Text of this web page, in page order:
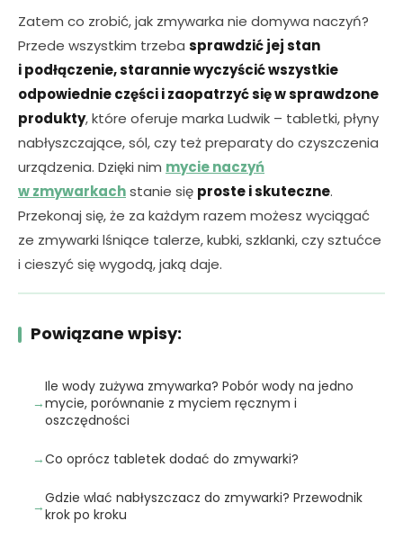
Zatem co zrobić, jak zmywarka nie domywa naczyń?
Przede wszystkim trzeba sprawdzić jej stan
i podłączenie, starannie wyczyścić wszystkie
odpowiednie części i zaopatrzyć się w sprawdzone
produkty, które oferuje marka Ludwik – tabletki, płyny
nabłyszczające, sól, czy też preparaty do czyszczenia
urządzenia. Dzięki nim mycie naczyń
w zmywarkachstanie się proste i skuteczne.
Przekonaj się, że za każdym razem możesz wyciągać
ze zmywarki lśniące talerze, kubki, szklanki, czy sztućce
i cieszyć się wygodą, jaką daje.
Powiązane wpisy:
Ile wody zużywa zmywarka? Pobór wody na jedno
mycie, porównanie z myciem ręcznym i
oszczędności
Co oprócz tabletek dodać do zmywarki?
Gdzie wlać nabłyszczacz do zmywarki? Przewodnik
krok po kroku